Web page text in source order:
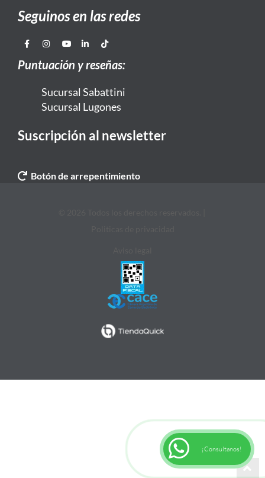
Seguinos en las redes
Puntuación y reseñas:
Sucursal Sabattini
Sucursal Lugones
Suscripción al newsletter
Botón de arrepentimiento
¡Consultanos!